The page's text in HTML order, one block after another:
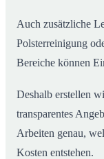
Auch zusätzliche
Polsterreinigung
Bereiche können
Deshalb erstellen
transparentes
Arbeiten genau,
Kosten entstehen.